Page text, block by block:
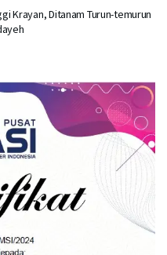
Krayan, Ditanam Turun-temurun